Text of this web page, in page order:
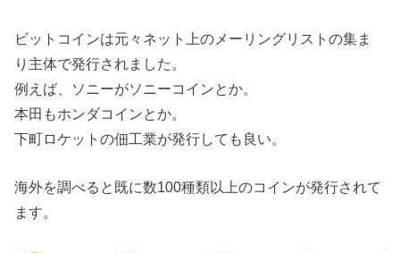
ビットコインは元々ネット上のメーリングリストの集ま
り主体で発行されました。
例えば、ソニーがソニーコインとか。
本田もホンダコインとか。
下町ロケットの佃工業が発行しても良い。
海外を調べると既に数100種類以上のコインが発行されて
ます。